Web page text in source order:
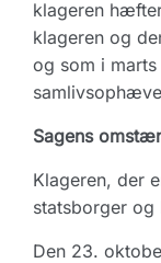
klageren
klageren og
og som i
Sagens
Klageren, der
statsborger og
Den 23.